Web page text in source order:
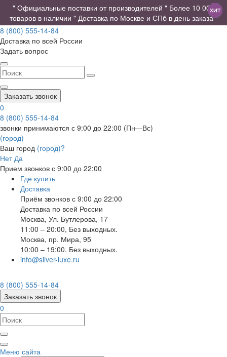
" Официальные поставки от производителей " Более 10 000
товаров в наличии " Доставка по Москве и СПб в день заказа "
8 (800) 555-14-84
Доставка по всей России
Задать вопрос
Заказать звонок
0
8 (800) 555-14-84
звонки принимаются с 9:00 до 22:00 (Пн—Вс)
(город)
Ваш город (город)?
Нет Да
Прием звонков с 9:00 до 22:00
Где купить
Доставка
Приём звонков с 9:00 до 22:00
Доставка по всей России
Москва, Ул. Бутлерова, 17
11:00 – 20:00, Без выходных.
Москва, пр. Мира, 95
10:00 – 19:00. Без выходных.
info@silver-luxe.ru
8 (800) 555-14-84
Заказать звонок
0
Меню сайта